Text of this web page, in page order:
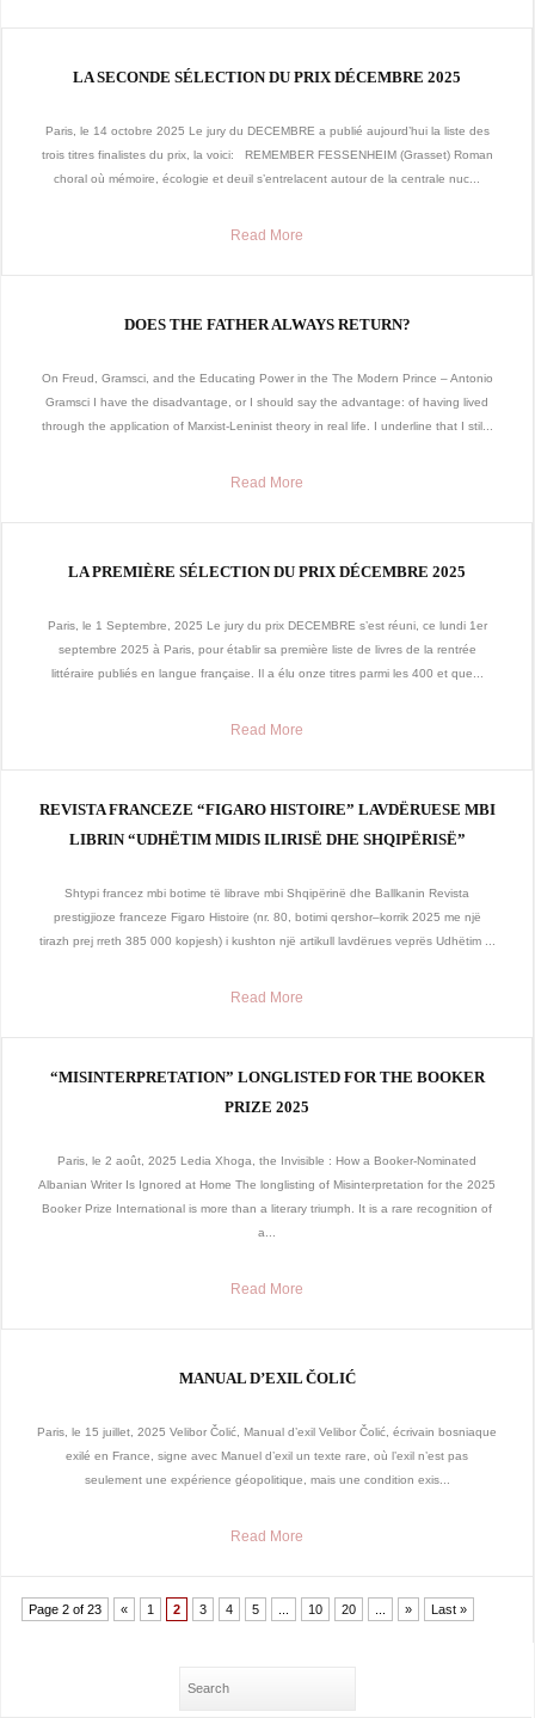
LA SECONDE SÉLECTION DU PRIX DÉCEMBRE 2025
Paris, le 14 octobre 2025 Le jury du DECEMBRE a publié aujourd’hui la liste des
trois titres finalistes du prix, la voici: REMEMBER FESSENHEIM (Grasset) Roman
choral où mémoire, écologie et deuil s’entrelacent autour de la centrale nuc...
Read More
DOES THE FATHER ALWAYS RETURN?
On Freud, Gramsci, and the Educating Power in the The Modern Prince – Antonio
Gramsci I have the disadvantage, or I should say the advantage: of having lived
through the application of Marxist-Leninist theory in real life. I underline that I stil...
Read More
LA PREMIÈRE SÉLECTION DU PRIX DÉCEMBRE 2025
Paris, le 1 Septembre, 2025 Le jury du prix DECEMBRE s’est réuni, ce lundi 1er
septembre 2025 à Paris, pour établir sa première liste de livres de la rentrée
littéraire publiés en langue française. Il a élu onze titres parmi les 400 et que...
Read More
REVISTA FRANCEZE “FIGARO HISTOIRE” LAVDËRUESE MBI
LIBRIN “UDHËTIM MIDIS ILIRISË DHE SHQIPËRISË”
Shtypi francez mbi botime të librave mbi Shqipërinë dhe Ballkanin Revista
prestigjioze franceze Figaro Histoire (nr. 80, botimi qershor–korrik 2025 me një
tirazh prej rreth 385 000 kopjesh) i kushton një artikull lavdërues veprës Udhëtim ...
Read More
“MISINTERPRETATION” LONGLISTED FOR THE BOOKER
PRIZE 2025
Paris, le 2 août, 2025 Ledia Xhoga, the Invisible : How a Booker-Nominated
Albanian Writer Is Ignored at Home The longlisting of Misinterpretation for the 2025
Booker Prize International is more than a literary triumph. It is a rare recognition of
a...
Read More
MANUAL D’EXIL ČOLIĆ
Paris, le 15 juillet, 2025 Velibor Čolić, Manual d’exil Velibor Čolić, écrivain bosniaque
exilé en France, signe avec Manuel d’exil un texte rare, où l’exil n’est pas
seulement une expérience géopolitique, mais une condition exis...
Read More
Page 2 of 23 « 1 2 3 4 5 10 20 » Last »